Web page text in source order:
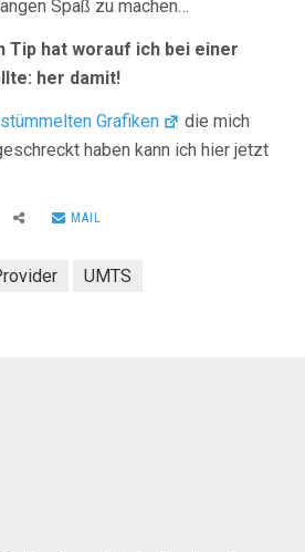
Spaß zu machen…
Tip hat worauf ich bei einer
her damit!
Grafiken
die mich
haben kann ich hier jetzt
MAIL
UMTS